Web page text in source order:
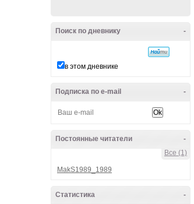
-
Поиск по дневнику
в этом дневнике
-
Подписка по e-mail
-
Постоянные читатели
Все (1)
MakS1989_1989
-
Статистика